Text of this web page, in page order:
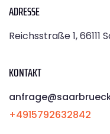
ADRESSE
Reichsstraße 1, 66111
KONTAKT
+4915792632842